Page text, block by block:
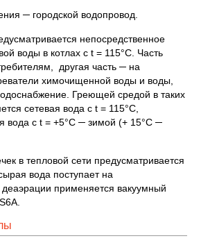
─ городской водопровод.
непосредственное
воды в котлах с t = 115°С. Часть
другая часть ─ на
химочищенной воды и воды,
Греющей средой в таких
сетевая вода с t = 115°С,
вода с t = +5°С ─ зимой (+ 15°С ─
в тепловой сети предусматривается
вода поступает на
деаэрации применяется вакуумный